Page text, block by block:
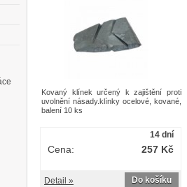
Kovaný klínek určený k zajištění proti
uvolnění násady.klínky ocelové, kované,
balení 10 ks
14 dní
257 Kč
Cena:
Do košíku
Detail »